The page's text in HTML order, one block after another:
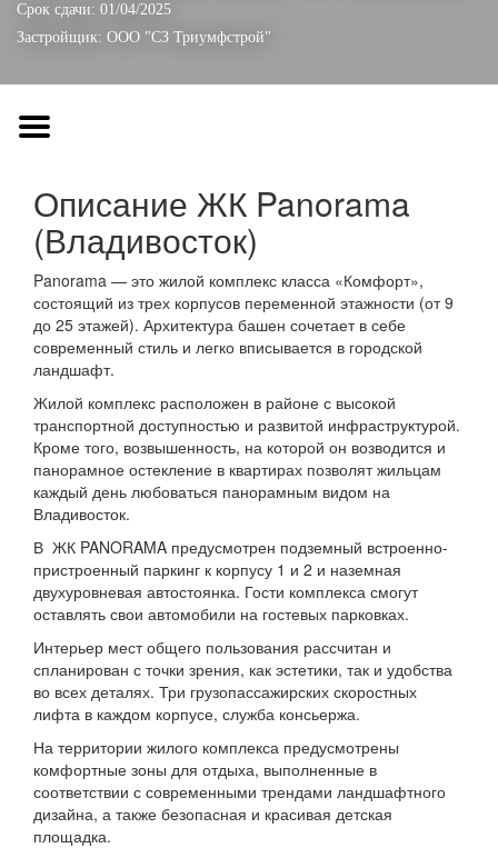
Срок сдачи: 01/04/2025
Застройщик: ООО "СЗ Триумфстрой"
Описание ЖК Panorama
(Владивосток)
Panorama — это жилой комплекс класса «Комфорт»,
состоящий из трех корпусов переменной этажности (от 9
до 25 этажей). Архитектура башен сочетает в себе
современный стиль и легко вписывается в городской
ландшафт.
Жилой комплекс расположен в районе с высокой
транспортной доступностью и развитой инфраструктурой.
Кроме того, возвышенность, на которой он возводится и
панорамное остекление в квартирах позволят жильцам
каждый день любоваться панорамным видом на
Владивосток.
В ЖК PANORAMA предусмотрен подземный встроенно-
пристроенный паркинг к корпусу 1 и 2 и наземная
двухуровневая автостоянка. Гости комплекса смогут
оставлять свои автомобили на гостевых парковках.
Интерьер мест общего пользования рассчитан и
спланирован с точки зрения, как эстетики, так и удобства
во всех деталях. Три грузопассажирских скоростных
лифта в каждом корпусе, служба консьержа.
На территории жилого комплекса предусмотрены
комфортные зоны для отдыха, выполненные в
соответствии с современными трендами ландшафтного
дизайна, а также безопасная и красивая детская
площадка.